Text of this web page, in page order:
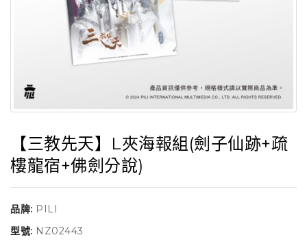
【三教先天】L夾海報組(劍子仙跡+疏
樓龍宿+佛劍分說)
品牌: PILI
型號: NZ02443